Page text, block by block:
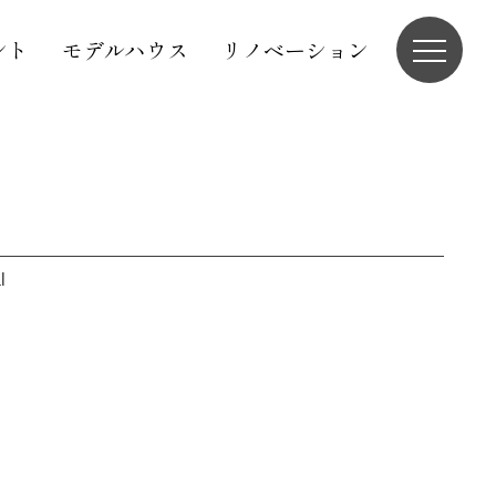
モデルハウス リノベーション